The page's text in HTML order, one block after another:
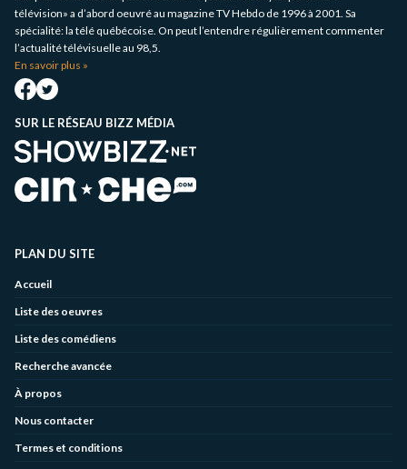
télévision» a d’abord oeuvré au magazine TV Hebdo de 1996 à 2001. Sa
spécialité: la télé québécoise. On peut l’entendre régulièrement commenter
l’actualité télévisuelle au 98,5.
En savoir plus »
SUR LE RÉSEAU BIZZ MÉDIA
PLAN DU SITE
Accueil
Liste des oeuvres
Liste des comédiens
Recherche avancée
À propos
Nous contacter
Termes et conditions